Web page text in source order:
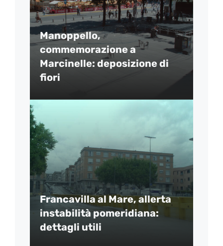
Manoppello,
commemorazione a
Marcinelle: deposizione di
fiori
Francavilla al Mare, allerta
instabilità pomeridiana:
dettagli utili